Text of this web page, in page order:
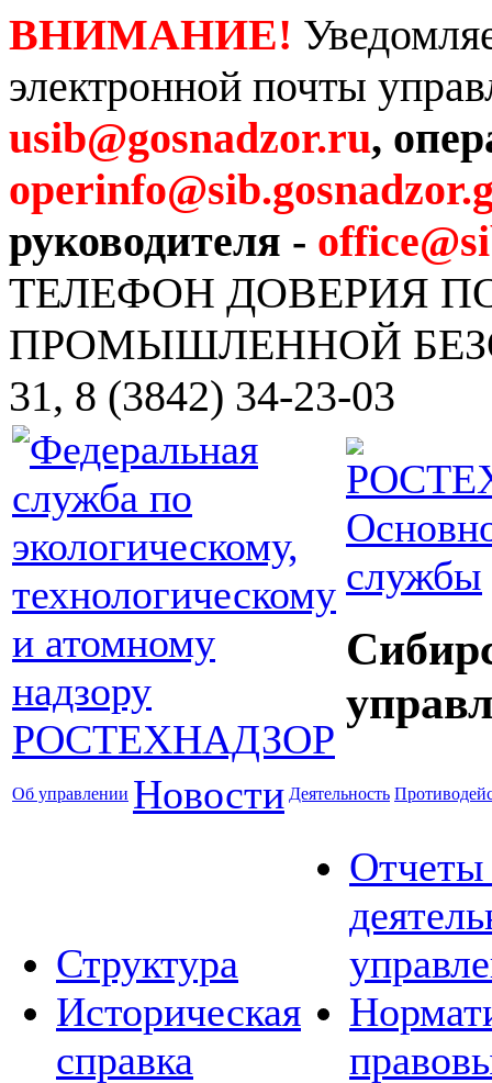
ВНИМАНИЕ!
электронной почты
usib@gosnadzor.ru,
руководителя -
ТЕЛЕФОН ДОВЕРИЯ
ПРОМЫШЛЕННОЙ
31, 8 (3842) 34-23-03
службы
Об управлении Новости Деятельность
Структура
Историческая
справка
Отчеты